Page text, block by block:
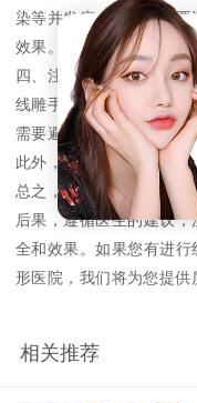
染等并发症。同时，需
效果。
四、注意饮食和生活习惯
线雕手术后，需要注意饮
需要避免食用辛辣、刺激
此外，需要避免在手术后
总之，进行线雕手术需
后果，遵循医生的建议
全和效果。如果您有进
形医院，我们将为您提供
相关推荐